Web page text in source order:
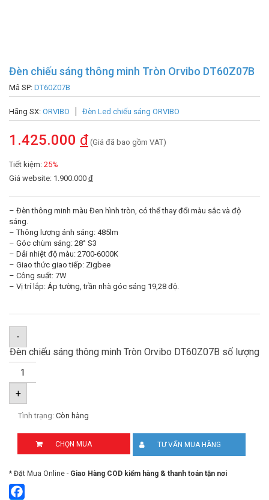
Đèn chiếu sáng thông minh Tròn Orvibo DT60Z07B
Mã SP: DT60Z07B
Hãng SX: ORVIBO Đèn Led chiếu sáng ORVIBO
1.425.000 đ (Giá đã bao gồm VAT)
Tiết kiệm: 25%
Giá website: 1.900.000 đ
– Đèn thông minh màu Đen hình tròn, có thể thay đổi màu sắc và độ
sáng.
– Thông lượng ánh sáng: 485lm
– Góc chùm sáng: 28° S3
– Dải nhiệt độ màu: 2700-6000K
– Giao thức giao tiếp: Zigbee
– Công suất: 7W
– Vị trí lắp: Áp tường, trần nhà góc sáng 19,28 độ.
-
Đèn chiếu sáng thông minh Tròn Orvibo DT60Z07B số lượng
+
Tình trạng: Còn hàng
CHỌN MUA TƯ VẤN MUA HÀNG
* Đặt Mua Online - Giao Hàng COD kiểm hàng & thanh toán tận nơi